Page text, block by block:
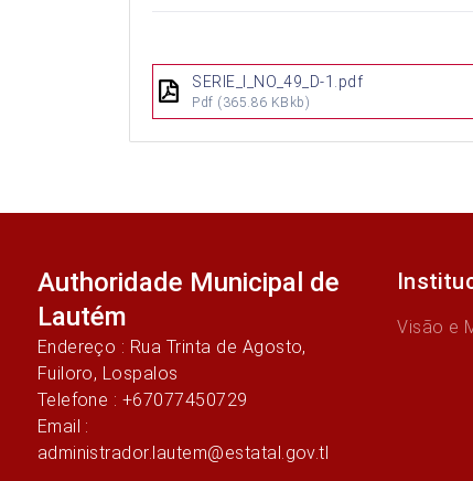
SERIE_I_NO_49_D-1.pdf
Pdf (365.86 KBkb)
Authoridade Municipal de
Lautém
Endereço : Rua Trinta de Agosto,
Fuiloro, Lospalos
Telefone : +67077450729
Email :
administrador.lautem@estatal.gov.tl
Visão e